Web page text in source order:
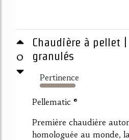
0
Chaudière à pellet |
granulés
Pertinence
597%
Pellematic ®
Première chaudière
homologuée au monde,